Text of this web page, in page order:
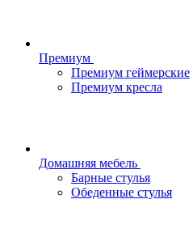
Премиум
Премиум геймерские
Премиум кресла
Домашняя мебель
Барные стулья
Обеденные стулья